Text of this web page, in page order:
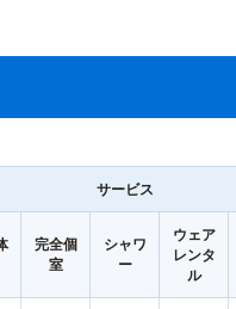
サービス
完全個
室
シャワ
ー
ウェア
レンタ
ル